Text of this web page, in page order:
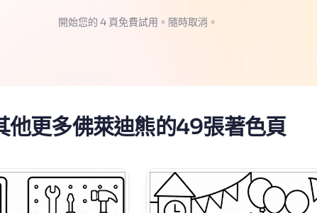
開始您的 4 頁免費試用。隨時取消。
他更多佛萊迪熊的49張著色頁